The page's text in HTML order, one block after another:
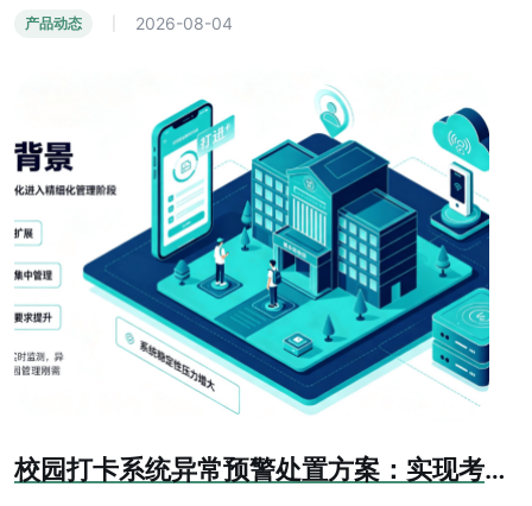
产品动态 2026-08-04
校园打卡系统异常预警处置方案：实现考勤运维全流程管控